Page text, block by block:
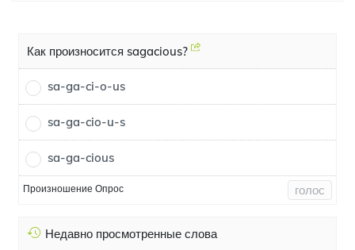
Как произносится sagacious?
sa-ga-ci-o-us
sa-ga-cio-u-s
sa-ga-cious
Произношение Опрос голос
Недавно просмотренные слова